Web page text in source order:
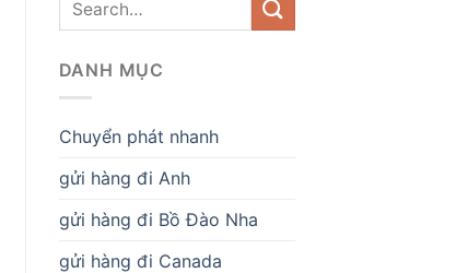
DANH MỤC
Chuyển phát nhanh
gửi hàng đi Anh
gửi hàng đi Bồ Đào Nha
gửi hàng đi Canada